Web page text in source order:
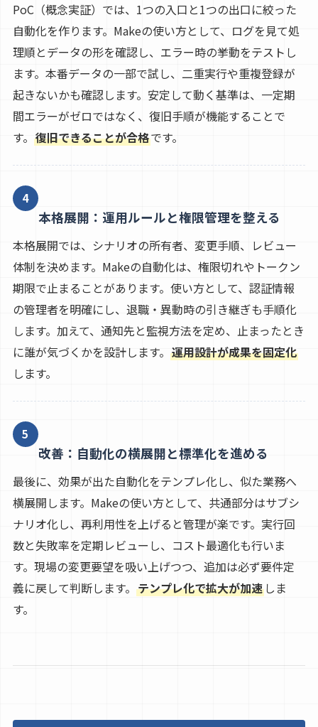
PoC（概念実証）では、1つの入口と1つの出口に絞った
自動化を作ります。Makeの使い方として、ログを見て処
理順とデータの形を確認し、エラー時の挙動をテストし
ます。本番データの一部で試し、二重実行や重複登録が
起きないかも確認します。安定して動く基準は、一定期
間エラーがゼロではなく、復旧手順が機能することで
す。 復旧できることが合格です。
4
本格展開：運用ルールと権限管理を整える
本格展開では、シナリオの所有者、変更手順、レビュー
体制を決めます。Makeの自動化は、権限切れやトークン
期限で止まることがあります。使い方として、認証情報
の管理者を明確にし、退職・異動時の引き継ぎも手順化
します。加えて、通知先と監視方法を定め、止まったとき
に誰が気づくかを設計します。 運用設計が成果を固定化
します。
5
改善：自動化の横展開と標準化を進める
最後に、効果が出た自動化をテンプレ化し、似た業務へ
横展開します。Makeの使い方として、共通部分はサブシ
ナリオ化し、再利用性を上げると管理が楽です。実行回
数と失敗率を定期レビューし、コスト最適化も行いま
す。現場の変更要望を吸い上げつつ、追加は必ず要件定
義に戻して判断します。 テンプレ化で拡大が加速しま
す。